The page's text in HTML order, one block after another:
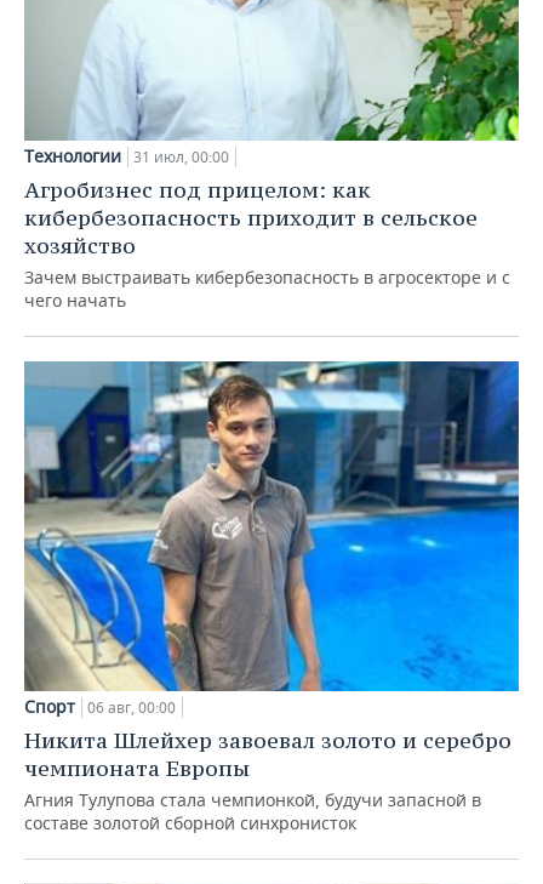
Технологии 31 июл, 00:00
Агробизнес под прицелом: как
кибербезопасность приходит в сельское
хозяйство
Зачем выстраивать кибербезопасность в агросекторе и с
чего начать
Спорт 06 авг, 00:00
Никита Шлейхер завоевал золото и серебро
чемпионата Европы
Агния Тулупова стала чемпионкой, будучи запасной в
составе золотой сборной синхронисток